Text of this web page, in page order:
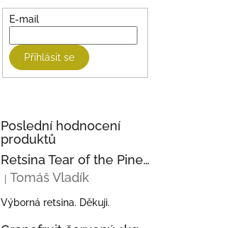
E-mail
Přihlásit se
Poslední hodnocení
produktů
Retsina Tear of the Pine 750ml 2023 KECHRIS
Hodnocení produktu je 5 z 5 hvězdiček.
| Tomáš Vladík
Výborná retsina. Děkuji.